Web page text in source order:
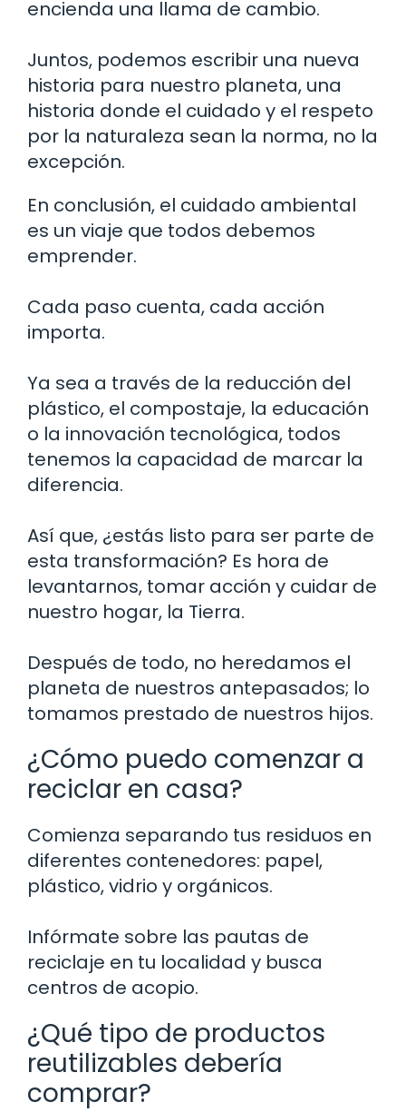
encienda una llama de cambio.
Juntos, podemos escribir una nueva
historia para nuestro planeta, una
historia donde el cuidado y el respeto
por la naturaleza sean la norma, no la
excepción.
En conclusión, el cuidado ambiental
es un viaje que todos debemos
emprender.
Cada paso cuenta, cada acción
importa.
Ya sea a través de la reducción del
plástico, el compostaje, la educación
o la innovación tecnológica, todos
tenemos la capacidad de marcar la
diferencia.
Así que, ¿estás listo para ser parte de
esta transformación? Es hora de
levantarnos, tomar acción y cuidar de
nuestro hogar, la Tierra.
Después de todo, no heredamos el
planeta de nuestros antepasados; lo
tomamos prestado de nuestros hijos.
¿Cómo puedo comenzar a
reciclar en casa?
Comienza separando tus residuos en
diferentes contenedores: papel,
plástico, vidrio y orgánicos.
Infórmate sobre las pautas de
reciclaje en tu localidad y busca
centros de acopio.
¿Qué tipo de productos
reutilizables debería
comprar?